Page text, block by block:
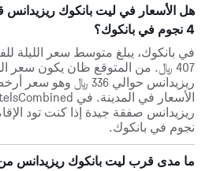
هل الأسعار في ليت بانكوك ريزيدانس
4 نجوم في بانكوك؟
407 ﷼. من المتوقع ظان يكون سعر
نجوم في بانكوك.
ما مدى قرب ليت بانكوك ريزيدانس